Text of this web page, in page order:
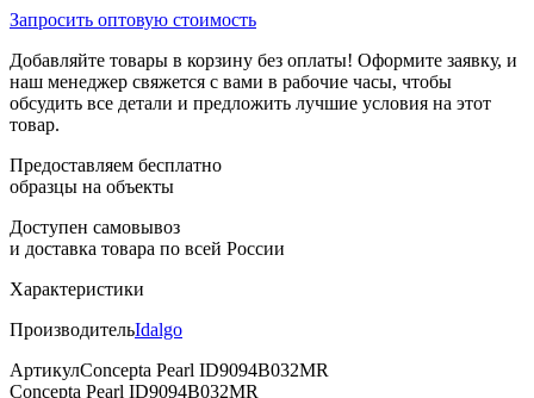
Запросить оптовую стоимость
Добавляйте товары в корзину без оплаты! Оформите заявку, и
наш менеджер свяжется с вами в рабочие часы, чтобы
обсудить все детали и предложить лучшие условия на этот
товар.
Предоставляем бесплатно
образцы на объекты
Доступен самовывоз
и доставка товара по всей России
Характеристики
ПроизводительIdalgo
АртикулConcepta Pearl ID9094B032MR
Concepta Pearl ID9094B032MR